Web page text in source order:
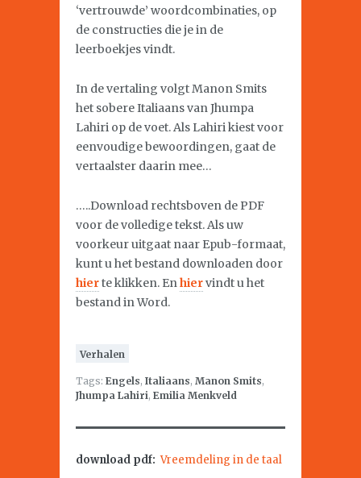
‘vertrouwde’ woordcombinaties, op
de constructies die je in de
leerboekjes vindt.
In de vertaling volgt Manon Smits
het sobere Italiaans van Jhumpa
Lahiri op de voet. Als Lahiri kiest voor
eenvoudige bewoordingen, gaat de
vertaalster daarin mee…
…..Download rechtsboven de PDF
voor de volledige tekst. Als uw
voorkeur uitgaat naar Epub-formaat,
kunt u het bestand downloaden door
hierte klikken. Enhiervindt u het
bestand in Word.
Verhalen
Tags: Engels, Italiaans, Manon Smits,
Jhumpa Lahiri, Emilia Menkveld
download pdf: Vreemdeling in de taal